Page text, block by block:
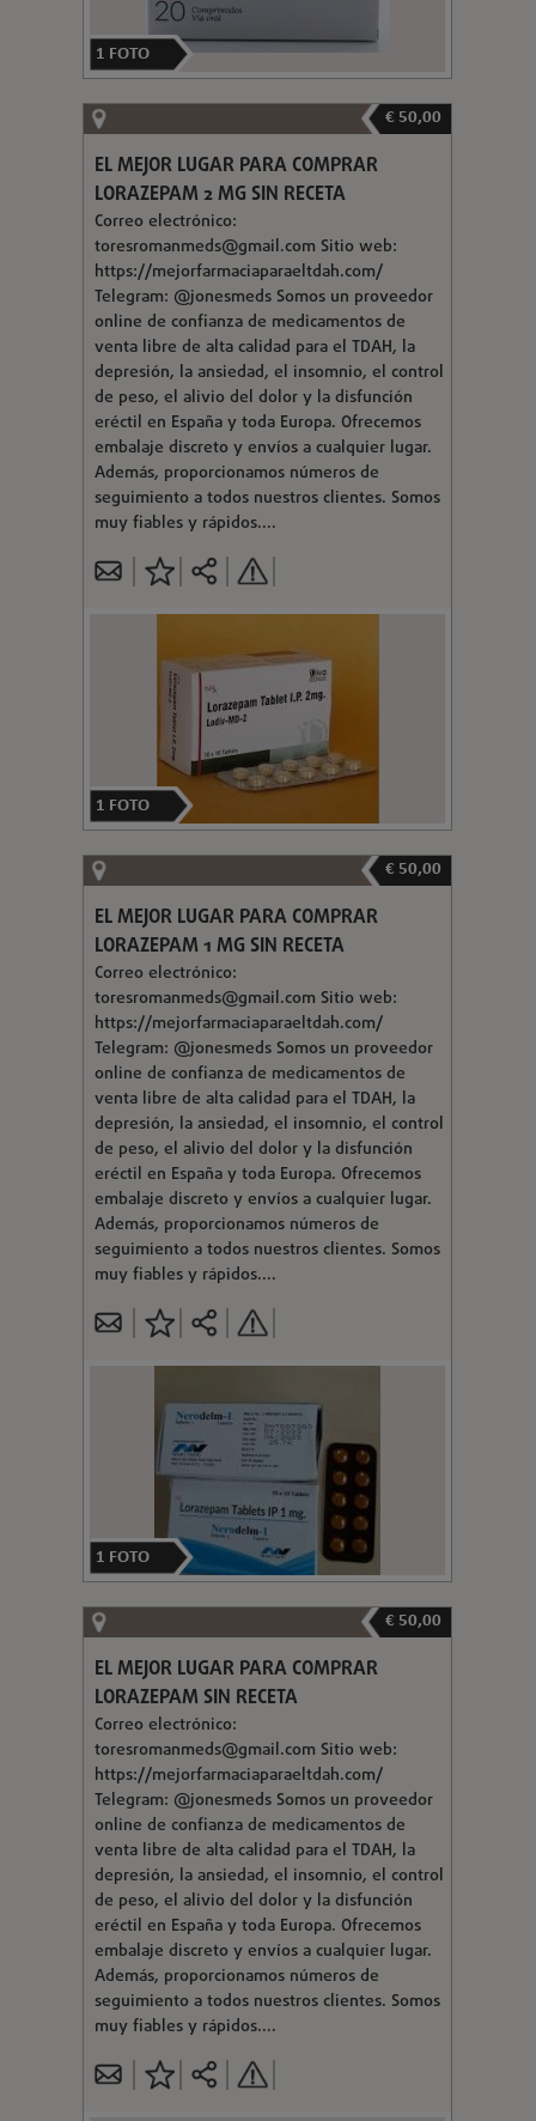
1 FOTO
€ 50,00
EL MEJOR LUGAR PARA COMPRAR
LORAZEPAM 2 MG SIN RECETA
Correo electrónico:
toresromanmeds@gmail.com Sitio web:
https://mejorfarmaciaparaeltdah.com/
Telegram: @jonesmeds Somos un proveedor
online de confianza de medicamentos de
venta libre de alta calidad para el TDAH, la
depresión, la ansiedad, el insomnio, el control
de peso, el alivio del dolor y la disfunción
eréctil en España y toda Europa. Ofrecemos
embalaje discreto y envíos a cualquier lugar.
Además, proporcionamos números de
seguimiento a todos nuestros clientes. Somos
muy fiables y rápidos....
1 FOTO
€ 50,00
EL MEJOR LUGAR PARA COMPRAR
LORAZEPAM 1 MG SIN RECETA
Correo electrónico:
toresromanmeds@gmail.com Sitio web:
https://mejorfarmaciaparaeltdah.com/
Telegram: @jonesmeds Somos un proveedor
online de confianza de medicamentos de
venta libre de alta calidad para el TDAH, la
depresión, la ansiedad, el insomnio, el control
de peso, el alivio del dolor y la disfunción
eréctil en España y toda Europa. Ofrecemos
embalaje discreto y envíos a cualquier lugar.
Además, proporcionamos números de
seguimiento a todos nuestros clientes. Somos
muy fiables y rápidos....
1 FOTO
€ 50,00
EL MEJOR LUGAR PARA COMPRAR
LORAZEPAM SIN RECETA
Correo electrónico:
toresromanmeds@gmail.com Sitio web:
https://mejorfarmaciaparaeltdah.com/
Telegram: @jonesmeds Somos un proveedor
online de confianza de medicamentos de
venta libre de alta calidad para el TDAH, la
depresión, la ansiedad, el insomnio, el control
de peso, el alivio del dolor y la disfunción
eréctil en España y toda Europa. Ofrecemos
embalaje discreto y envíos a cualquier lugar.
Además, proporcionamos números de
seguimiento a todos nuestros clientes. Somos
muy fiables y rápidos....